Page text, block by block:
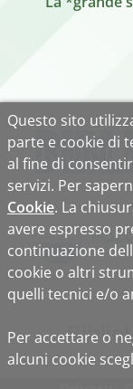
Biblio
Questo sito
parte e cookie di
al fine di
servizi. Per
Cookie. La
avere espresso
continuazione
cookie o altri
quelli tecnici e/o
Per accettare o
alcuni cookie